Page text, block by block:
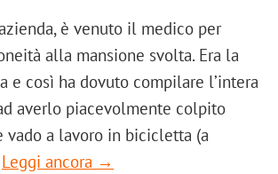
è venuto il medico per
alla mansione svolta. Era la
e così ha dovuto compilare l’intera
averlo piacevolmente colpito
vado a lavoro in bicicletta (a
Leggi ancora →